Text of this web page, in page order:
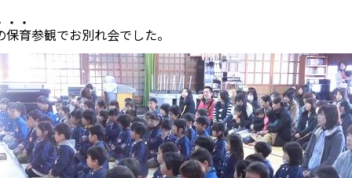
・・
育参観でお別れ会でした。